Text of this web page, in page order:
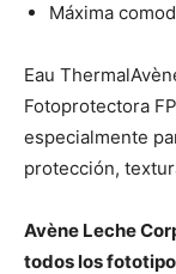
Máxima
Eau
Fotoprotectora
especialmente
protección,
Avène Leche
todos los